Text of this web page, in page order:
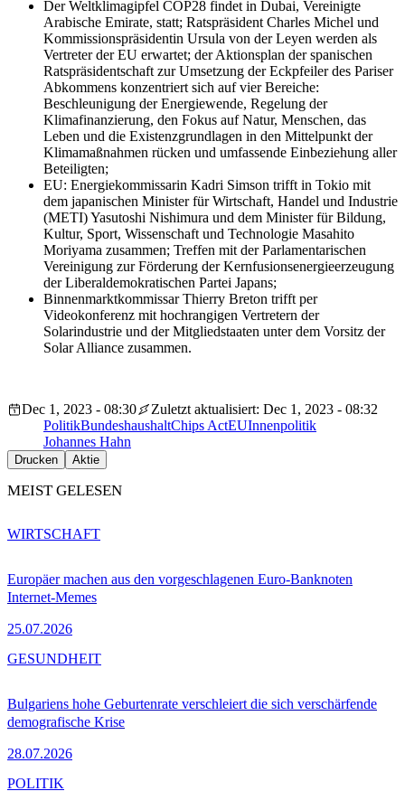
Der Weltklimagipfel COP28 findet in Dubai, Vereinigte
Arabische Emirate, statt; Ratspräsident Charles Michel und
Kommissionspräsidentin Ursula von der Leyen werden als
Vertreter der EU erwartet; der Aktionsplan der spanischen
Ratspräsidentschaft zur Umsetzung der Eckpfeiler des Pariser
Abkommens konzentriert sich auf vier Bereiche:
Beschleunigung der Energiewende, Regelung der
Klimafinanzierung, den Fokus auf Natur, Menschen, das
Leben und die Existenzgrundlagen in den Mittelpunkt der
Klimamaßnahmen rücken und umfassende Einbeziehung aller
Beteiligten;
EU: Energiekommissarin Kadri Simson trifft in Tokio mit
dem japanischen Minister für Wirtschaft, Handel und Industrie
(METI) Yasutoshi Nishimura und dem Minister für Bildung,
Kultur, Sport, Wissenschaft und Technologie Masahito
Moriyama zusammen; Treffen mit der Parlamentarischen
Vereinigung zur Förderung der Kernfusionsenergieerzeugung
der Liberaldemokratischen Partei Japans;
Binnenmarktkommissar Thierry Breton trifft per
Videokonferenz mit hochrangigen Vertretern der
Solarindustrie und der Mitgliedstaaten unter dem Vorsitz der
Solar Alliance zusammen.
Dec 1, 2023 - 08:30
Zuletzt aktualisiert: Dec 1, 2023 - 08:32
PolitikBundeshaushaltChips ActEUInnenpolitik
Johannes Hahn
Drucken Aktie
MEIST GELESEN
Europäer machen aus den vorgeschlagenen Euro-Banknoten
Internet-Memes
25.07.2026
WIRTSCHAFT
Bulgariens hohe Geburtenrate verschleiert die sich verschärfende
demografische Krise
28.07.2026
GESUNDHEIT
POLITIK